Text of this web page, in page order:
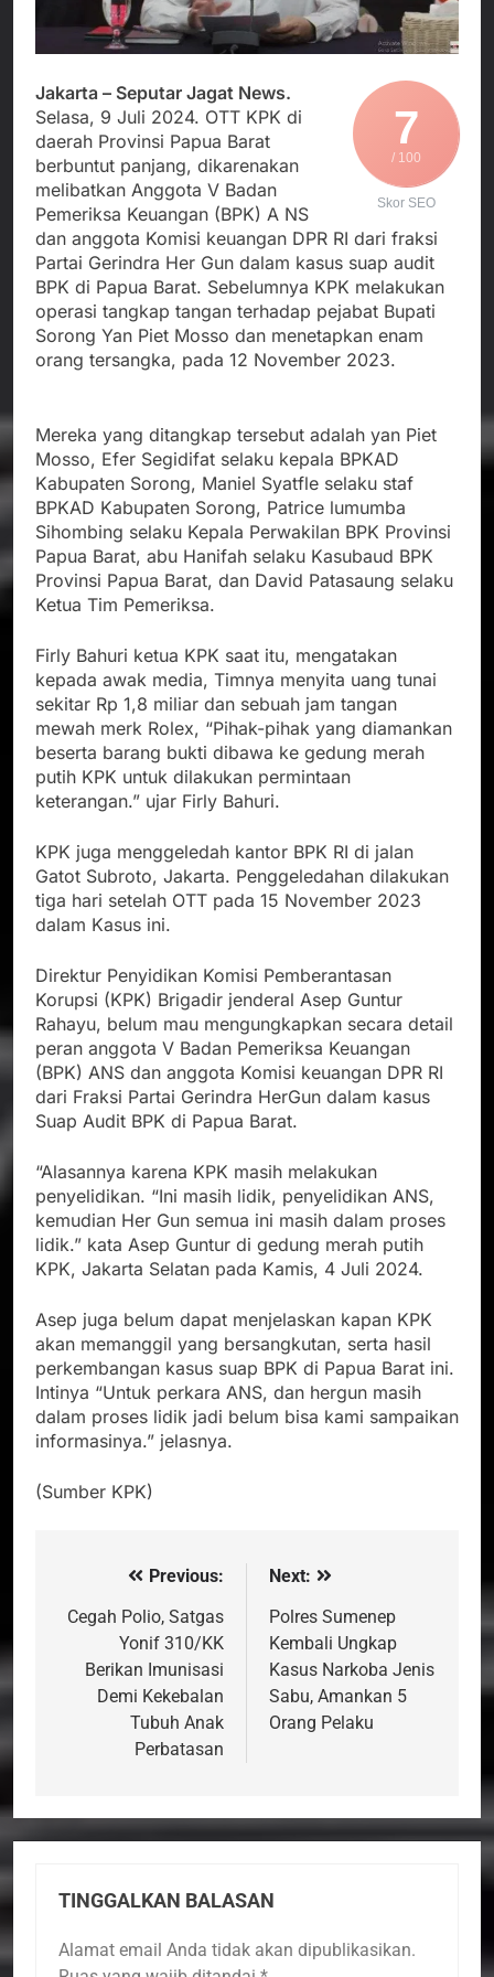
Edaran Disdik Jabar
Nasional TKBM: “Belum
Ada Keputusan Resmi”
Agustus 3, 2026
Menjalin Harmoni di
Tanah Sukaresmi: Kala
Gotong Royong
Menggerakkan Ekonomi
Desa
Korban Tenggelam di
Perairan Giligenting
Ditemukan, Polisi
Pastikan Penanganan
Berjalan Sesuai
Prosedur
Agustus 3, 2026
Kapolresta Sumenep
Sambut Kedatangan
Korban Evakuasi KM
Mutiara Sentosa 2 di
Pelabuhan Kalianget
Agustus 3, 2026
7
/ 100
Skor SEO
Jakarta – Seputar Jagat News.
Selasa, 9 Juli 2024. OTT KPK di
daerah Provinsi Papua Barat
berbuntut panjang, dikarenakan
melibatkan Anggota V Badan
Pemeriksa Keuangan (BPK) A NS
dan anggota Komisi keuangan DPR RI dari fraksi
Partai Gerindra Her Gun dalam kasus suap audit
BPK di Papua Barat. Sebelumnya KPK melakukan
operasi tangkap tangan terhadap pejabat Bupati
Sorong Yan Piet Mosso dan menetapkan enam
orang tersangka, pada 12 November 2023.
Mereka yang ditangkap tersebut adalah yan Piet
Mosso, Efer Segidifat selaku kepala BPKAD
Kabupaten Sorong, Maniel Syatfle selaku staf
BPKAD Kabupaten Sorong, Patrice lumumba
Sihombing selaku Kepala Perwakilan BPK Provinsi
Papua Barat, abu Hanifah selaku Kasubaud BPK
Provinsi Papua Barat, dan David Patasaung selaku
Ketua Tim Pemeriksa.
Firly Bahuri ketua KPK saat itu, mengatakan
kepada awak media, Timnya menyita uang tunai
sekitar Rp 1,8 miliar dan sebuah jam tangan
mewah merk Rolex, “Pihak-pihak yang diamankan
beserta barang bukti dibawa ke gedung merah
putih KPK untuk dilakukan permintaan
keterangan.” ujar Firly Bahuri.
KPK juga menggeledah kantor BPK RI di jalan
Gatot Subroto, Jakarta. Penggeledahan dilakukan
tiga hari setelah OTT pada 15 November 2023
dalam Kasus ini.
Direktur Penyidikan Komisi Pemberantasan
Korupsi (KPK) Brigadir jenderal Asep Guntur
Rahayu, belum mau mengungkapkan secara detail
peran anggota V Badan Pemeriksa Keuangan
(BPK) ANS dan anggota Komisi keuangan DPR RI
dari Fraksi Partai Gerindra HerGun dalam kasus
Suap Audit BPK di Papua Barat.
“Alasannya karena KPK masih melakukan
penyelidikan. “Ini masih lidik, penyelidikan ANS,
kemudian Her Gun semua ini masih dalam proses
lidik.” kata Asep Guntur di gedung merah putih
KPK, Jakarta Selatan pada Kamis, 4 Juli 2024.
Asep juga belum dapat menjelaskan kapan KPK
akan memanggil yang bersangkutan, serta hasil
perkembangan kasus suap BPK di Papua Barat ini.
Intinya “Untuk perkara ANS, dan hergun masih
dalam proses lidik jadi belum bisa kami sampaikan
informasinya.” jelasnya.
(Sumber KPK)
Navigasi
pos
Previous:
Cegah Polio, Satgas
Yonif 310/KK
Berikan Imunisasi
Demi Kekebalan
Tubuh Anak
Perbatasan
Next:
Polres Sumenep
Kembali Ungkap
Kasus Narkoba Jenis
Sabu, Amankan 5
Orang Pelaku
TINGGALKAN BALASAN
Alamat email Anda tidak akan dipublikasikan.